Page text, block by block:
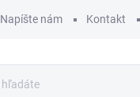
Napíšte nám Kontakt